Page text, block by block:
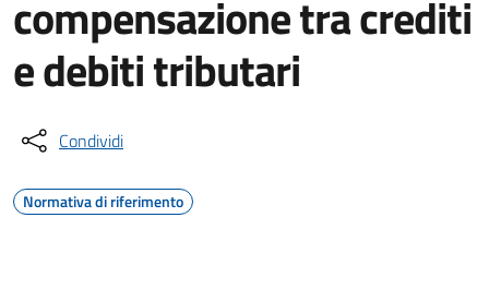
compensazione tra crediti
e debiti tributari
Condividi
Normativa di riferimento